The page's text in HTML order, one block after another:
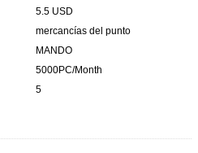
5.5 USD
mercancías del punto
MANDO
5000PC/Month
5